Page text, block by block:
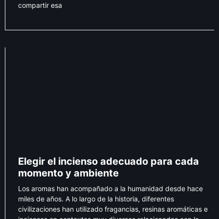
compartir esa
Elegir el incienso adecuado para cada
momento y ambiente
Los aromas han acompañado a la humanidad desde hace
miles de años. A lo largo de la historia, diferentes
civilizaciones han utilizado fragancias, resinas aromáticas e